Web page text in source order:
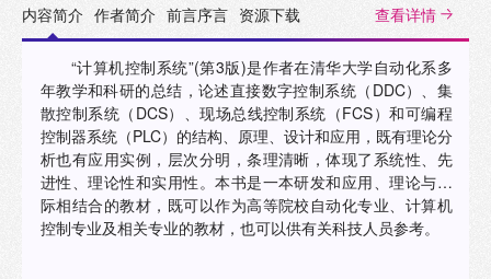
内容简介 作者简介 前言序言 资源下载 查看详情
“计算机控制系统”(第3版)是作者在清华大学自动化系多
年教学和科研的总结，论述直接数字控制系统（DDC）、集
散控制系统（DCS）、现场总线控制系统（FCS）和可编程
控制器系统（PLC）的结构、原理、设计和应用，既有理论分
析也有应用实例，层次分明，条理清晰，体现了系统性、先
进性、理论性和实用性。本书是一本研发和应用、理论与实
际相结合的教材，既可以作为高等院校自动化专业、计算机
控制专业及相关专业的教材，也可以供有关科技人员参考。